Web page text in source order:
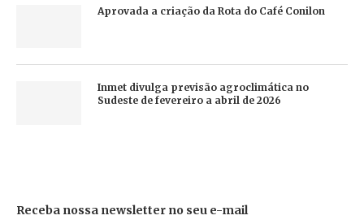
Aprovada a criação da Rota do Café Conilon
Inmet divulga previsão agroclimática no
Sudeste de fevereiro a abril de 2026
Receba nossa newsletter no seu e-mail